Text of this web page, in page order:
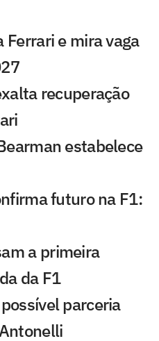
Ferrari e mira vaga
recuperação
estabelece
futuro na F1:
a primeira
da F1
parceria